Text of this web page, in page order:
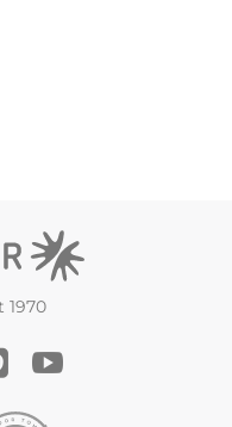
1970